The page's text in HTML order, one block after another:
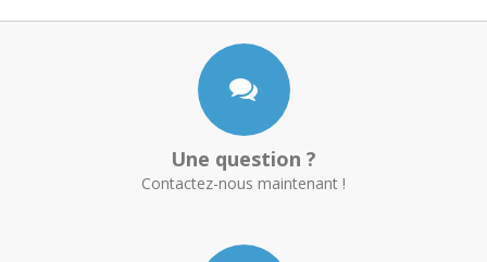
Une question ?
Contactez-nous maintenant !